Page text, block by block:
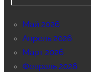
Май 2026
Апрель 2026
Март 2026
Февраль 2026